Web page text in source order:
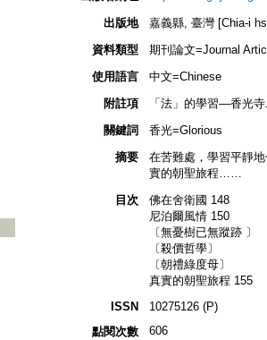
出版地
嘉義縣, 臺灣 [Chia-i
資料類型
期刊論文=Journal
使用語言
中文=Chinese
附註項
「法」的學習—香光
關鍵詞
香光=Glorious
摘要
在苦難處，學習平靜
實的朝聖旅程……
目次
佛在舍衛國 148
尼泊爾風情 150
〔無憂樹已無蹤跡 〕
〔殺價哲學〕
〔朝禮綠度母〕
真實的朝聖旅程 155
ISSN
10275126 (P)
點閱次數
606